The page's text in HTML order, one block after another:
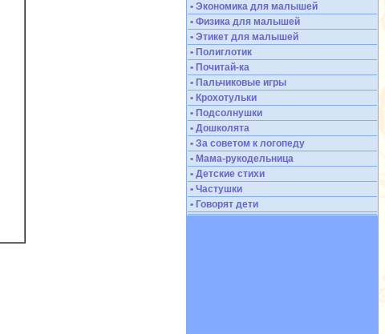
• Экономика для малышей
• Физика для малышей
• Этикет для малышей
• Полиглотик
• Почитай-ка
• Пальчиковые игры
• Крохотульки
• Подсолнушки
• Дошколята
• За советом к логопеду
• Мама-рукодельница
• Детские стихи
• Частушки
• Говорят дети